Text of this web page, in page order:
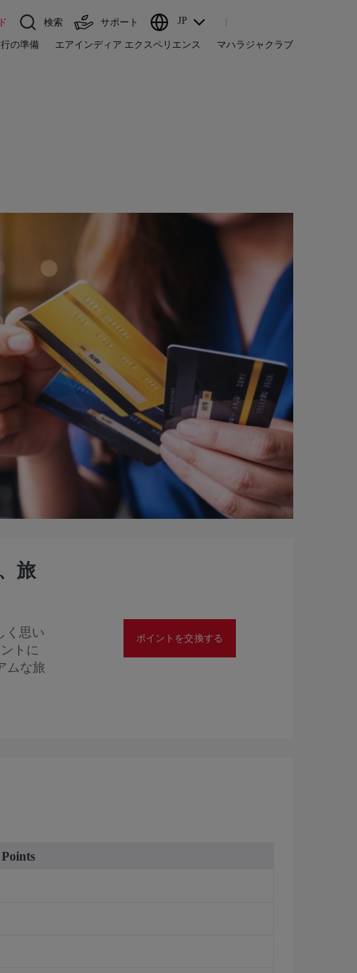
検索 サポート JP
行の準備 エアインディア エクスペリエンス マハラジャクラブ
旅
く思い
トに
ムな旅
ポイントを交換する